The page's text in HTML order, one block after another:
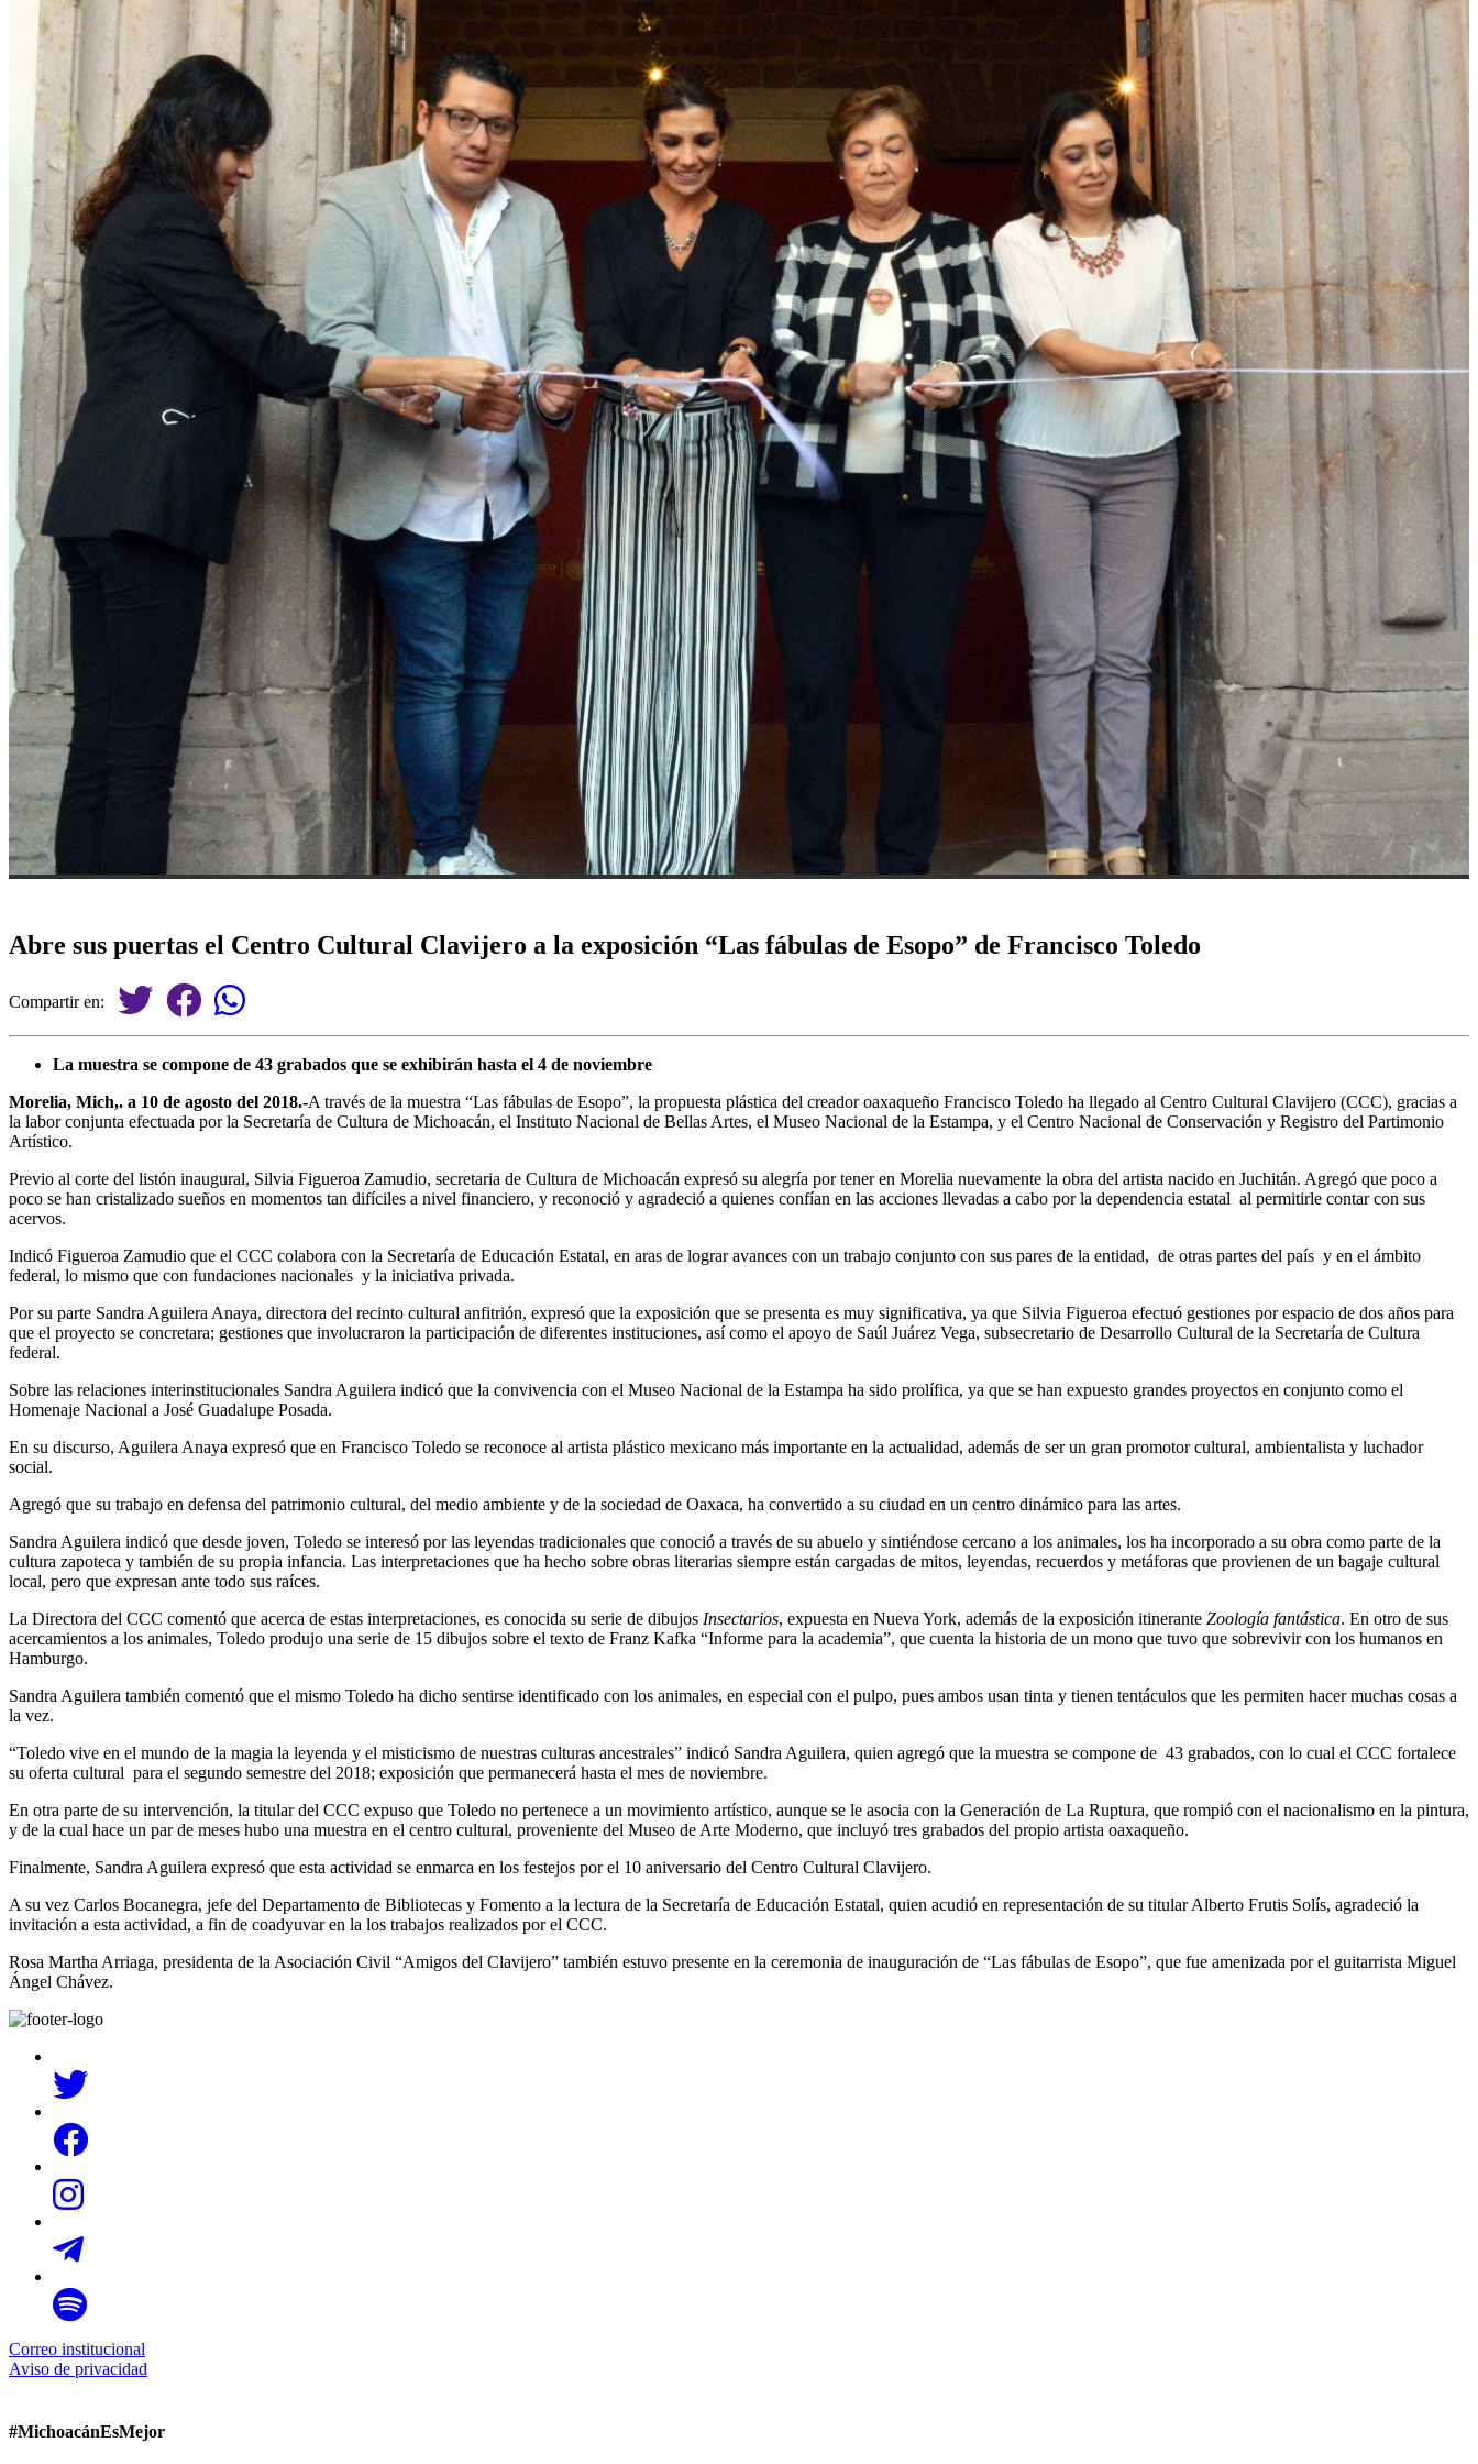
Abre sus puertas el Centro Cultural Clavijero a la exposición “Las fábulas de Esopo” de Francisco Toledo
Compartir en:
La muestra se compone de 43 grabados que se exhibirán hasta el 4 de noviembre
Morelia, Mich,. a 10 de agosto del 2018.-A través de la muestra “Las fábulas de Esopo”, la propuesta plástica del creador oaxaqueño Francisco Toledo ha llegado al Centro Cultural Clavijero (CCC), gracias a
la labor conjunta efectuada por la Secretaría de Cultura de Michoacán, el Instituto Nacional de Bellas Artes, el Museo Nacional de la Estampa, y el Centro Nacional de Conservación y Registro del Partimonio
Artístico.
Previo al corte del listón inaugural, Silvia Figueroa Zamudio, secretaria de Cultura de Michoacán expresó su alegría por tener en Morelia nuevamente la obra del artista nacido en Juchitán. Agregó que poco a
poco se han cristalizado sueños en momentos tan difíciles a nivel financiero, y reconoció y agradeció a quienes confían en las acciones llevadas a cabo por la dependencia estatal al permitirle contar con sus
acervos.
Indicó Figueroa Zamudio que el CCC colabora con la Secretaría de Educación Estatal, en aras de lograr avances con un trabajo conjunto con sus pares de la entidad, de otras partes del país y en el ámbito
federal, lo mismo que con fundaciones nacionales y la iniciativa privada.
Por su parte Sandra Aguilera Anaya, directora del recinto cultural anfitrión, expresó que la exposición que se presenta es muy significativa, ya que Silvia Figueroa efectuó gestiones por espacio de dos años para
que el proyecto se concretara; gestiones que involucraron la participación de diferentes instituciones, así como el apoyo de Saúl Juárez Vega, subsecretario de Desarrollo Cultural de la Secretaría de Cultura
federal.
Sobre las relaciones interinstitucionales Sandra Aguilera indicó que la convivencia con el Museo Nacional de la Estampa ha sido prolífica, ya que se han expuesto grandes proyectos en conjunto como el
Homenaje Nacional a José Guadalupe Posada.
En su discurso, Aguilera Anaya expresó que en Francisco Toledo se reconoce al artista plástico mexicano más importante en la actualidad, además de ser un gran promotor cultural, ambientalista y luchador
social.
Agregó que su trabajo en defensa del patrimonio cultural, del medio ambiente y de la sociedad de Oaxaca, ha convertido a su ciudad en un centro dinámico para las artes.
Sandra Aguilera indicó que desde joven, Toledo se interesó por las leyendas tradicionales que conoció a través de su abuelo y sintiéndose cercano a los animales, los ha incorporado a su obra como parte de la
cultura zapoteca y también de su propia infancia. Las interpretaciones que ha hecho sobre obras literarias siempre están cargadas de mitos, leyendas, recuerdos y metáforas que provienen de un bagaje cultural
local, pero que expresan ante todo sus raíces.
La Directora del CCC comentó que acerca de estas interpretaciones, es conocida su serie de dibujos Insectarios, expuesta en Nueva York, además de la exposición itinerante Zoología fantástica. En otro de sus
acercamientos a los animales, Toledo produjo una serie de 15 dibujos sobre el texto de Franz Kafka “Informe para la academia”, que cuenta la historia de un mono que tuvo que sobrevivir con los humanos en
Hamburgo.
Sandra Aguilera también comentó que el mismo Toledo ha dicho sentirse identificado con los animales, en especial con el pulpo, pues ambos usan tinta y tienen tentáculos que les permiten hacer muchas cosas a
la vez.
“Toledo vive en el mundo de la magia la leyenda y el misticismo de nuestras culturas ancestrales” indicó Sandra Aguilera, quien agregó que la muestra se compone de 43 grabados, con lo cual el CCC fortalece
su oferta cultural para el segundo semestre del 2018; exposición que permanecerá hasta el mes de noviembre.
En otra parte de su intervención, la titular del CCC expuso que Toledo no pertenece a un movimiento artístico, aunque se le asocia con la Generación de La Ruptura, que rompió con el nacionalismo en la pintura,
y de la cual hace un par de meses hubo una muestra en el centro cultural, proveniente del Museo de Arte Moderno, que incluyó tres grabados del propio artista oaxaqueño.
Finalmente, Sandra Aguilera expresó que esta actividad se enmarca en los festejos por el 10 aniversario del Centro Cultural Clavijero.
A su vez Carlos Bocanegra, jefe del Departamento de Bibliotecas y Fomento a la lectura de la Secretaría de Educación Estatal, quien acudió en representación de su titular Alberto Frutis Solís, agradeció la
invitación a esta actividad, a fin de coadyuvar en la los trabajos realizados por el CCC.
Rosa Martha Arriaga, presidenta de la Asociación Civil “Amigos del Clavijero” también estuvo presente en la ceremonia de inauguración de “Las fábulas de Esopo”, que fue amenizada por el guitarrista Miguel
Ángel Chávez.
Correo institucional
Aviso de privacidad
#MichoacánEsMejor